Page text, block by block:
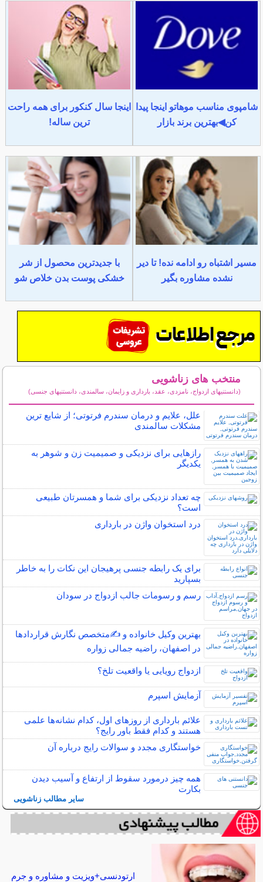
شامپوی مناسب موهاتو اینجا پیدا
کن◀بهترین برند بازار
اینجا سال کنکور برای همه راحت
ترین ساله!
مسیر اشتباه رو ادامه نده! تا دیر
نشده مشاوره بگیر
با جدیدترین محصول از شر
خشکی پوست بدن خلاص شو
منتخب های زناشویی
(دانستنیهای ازدواج، نامزدی، عقد، بارداری و زایمان، سالمندی، دانستنیهای جنسی)
علل، علایم و درمان سندرم فرتوتی؛ از شایع ترین
مشکلات سالمندی
رازهایی برای نزدیکی و صمیمیت زن و شوهر به
یکدیگر
چه تعداد نزدیکی برای شما و همسرتان طبیعی
است؟
درد استخوان واژن در بارداری
برای یک رابطه جنسی پرهیجان این نکات را به خاطر
بسپارید
رسم و رسومات جالب ازدواج در سودان
بهترین وکیل خانواده و ✍️متخصص نگارش قراردادها
در اصفهان، راضیه جمالی زواره
ازدواج رویایی یا واقعیت تلخ؟
آزمایش اسپرم
علائم بارداری از روزهای اول، کدام نشانه‌ها علمی
هستند و کدام فقط باور رایج؟
خواستگاری مجدد و سوالات رایج درباره آن
همه چیز درمورد سقوط از ارتفاع و آسیب دیدن
بکارت
سایر مطالب زناشویی
ارتودنسی+ویزیت و مشاوره و جرم